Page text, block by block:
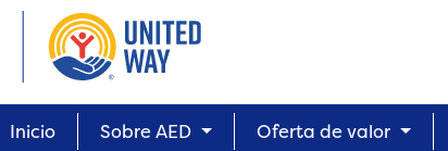
Main navigation
Inicio Sobre AED Oferta de valor